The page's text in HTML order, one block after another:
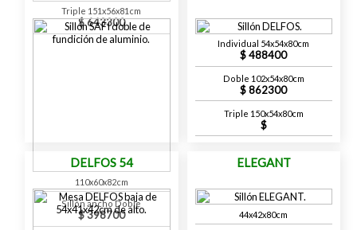
Triple 151x56x81cm
643300
110x60x82cm
Sillón ancho Doble
398700
Individual 54x54x80cm
488400
Doble 102x54x80cm
862300
Triple 150x54x80cm
DELFOS 54 ELEGANT
44x42x80cm